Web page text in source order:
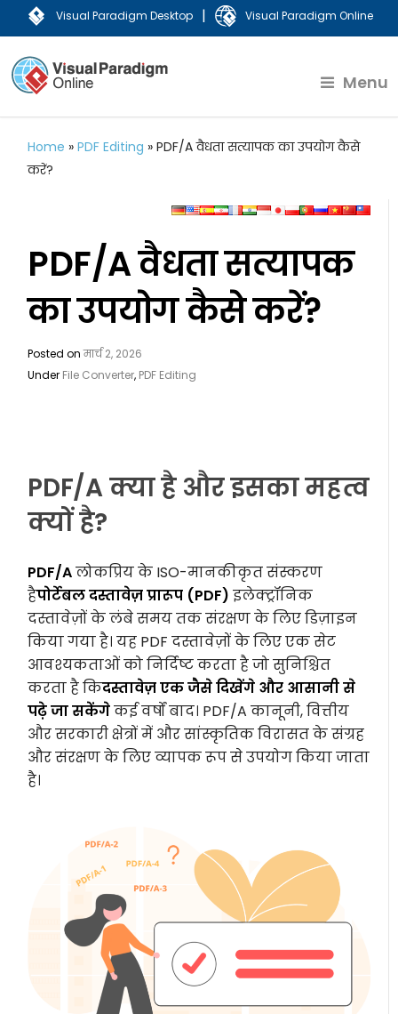
Visual Paradigm Desktop | Visual Paradigm Online
Menu
Home »PDF Editing »PDF/A वैधता सत्यापक का उपयोग कैसे
करें?
PDF/A वैधता सत्यापक
का उपयोग कैसे करें?
Posted onमार्च 2, 2026
Under File Converter, PDF Editing
PDF/A क्या है और इसका महत्व
क्यों है?
PDF/Aलोकप्रिय के ISO-मानकीकृत संस्करण
हैपोर्टेबल दस्तावेज़ प्रारूप (PDF) इलेक्ट्रॉनिक
दस्तावेज़ों के लंबे समय तक संरक्षण के लिए डिज़ाइन
किया गया है। यह PDF दस्तावेज़ों के लिए एक सेट
आवश्यकताओं को निर्दिष्ट करता है जो सुनिश्चित
करता है किदस्तावेज़ एक जैसे दिखेंगे और आसानी से
पढ़े जा सकेंगेकई वर्षों बाद। PDF/A कानूनी, वित्तीय
और सरकारी क्षेत्रों में और सांस्कृतिक विरासत के संग्रह
और संरक्षण के लिए व्यापक रूप से उपयोग किया जाता
है।